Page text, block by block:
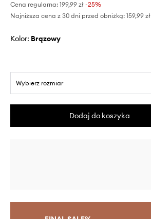
Cena regularna: 199,99 zł -25%
Najniższa cena z 30 dni przed obniżką: 159,99 zł
Kolor: brązowy
Wybierz rozmiar
Dodaj do koszyka